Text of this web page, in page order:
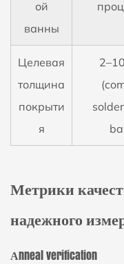
ой
ванны
Целевая
толщина
покрыти
я
Метрики
надежного
Аnneal verification